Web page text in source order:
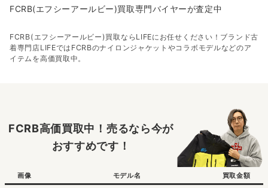
FCRB(エフシーアールビー)買取専門バイヤーが査定中
FCRB(エフシーアールビー)買取ならLIFEにお任せください！ブランド古
着専門店LIFEではFCRBのナイロンジャケットやコラボモデルなどのア
イテムを高価買取中。
FCRB高価買取中！売るなら今が
おすすめです！
画像 モデル名 買取金額